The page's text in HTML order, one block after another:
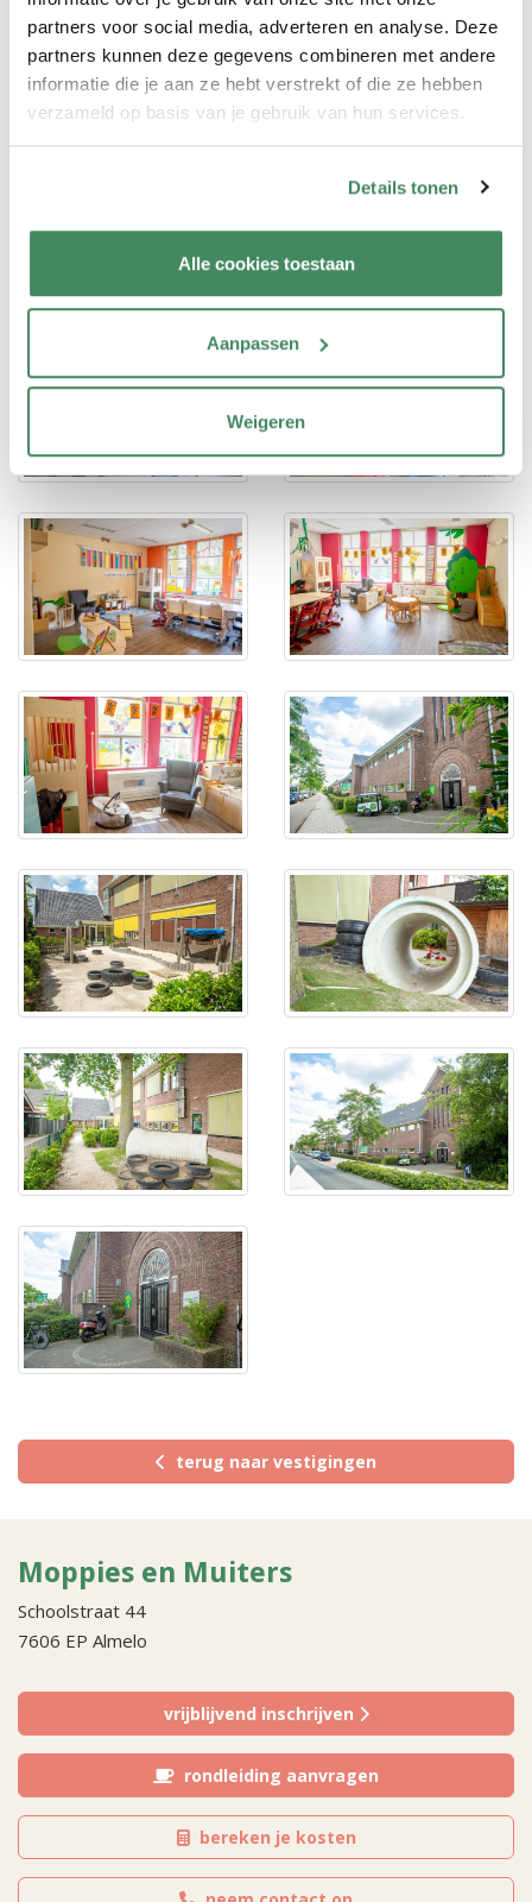
partners voor social media, adverteren en analyse. Deze
partners kunnen deze gegevens combineren met andere
informatie die je aan ze hebt verstrekt of die ze hebben
verzameld op basis van je gebruik van hun services.
Details tonen
Alle cookies toestaan
Aanpassen
Weigeren
terug naar vestigingen
Moppies en Muiters
Schoolstraat 44
7606 EP Almelo
vrijblijvend inschrijven
rondleiding aanvragen
bereken je kosten